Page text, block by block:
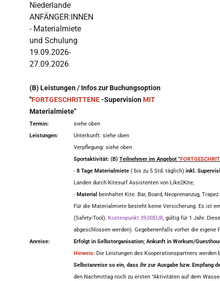
Niederlande
ANFÄNGER:INNEN
- Materialmiete
und Schulung
19.09.2026-
27.09.2026
(B) Leistungen / Infos zur Buchungsoption
"FORTGESCHRITTENE-SupervisionMIT
Materialmiete"
Termin:
siehe oben
Leistungen:
Unterkunft: siehe oben
Verpflegung: siehe oben
Sportaktivität: (B) Teilnehmer im Angebot "
- 8 Tage Materialmiete ( bis zu 5 Std. täglich) inkl.
Landen durch Kitesurf Assistenten von Like2Kite;
- Material beinhaltet Kite. Bar, Board, Neoprenanzug,
Für die Materialmiete besteht keine Versicherung. Es ist
(Safety-Tool). Kostenpunkt 39,00EUR, gültig für 1 Jahr.
abgeschlossen werden). Gegebenenfalls vorher die
Anreise:
Erfolgt in Selbstorganisation; Ankunft in Workum/
Hinweis: Die Leistungen des Kooperationspartners
Selbstanreise so ein, dass ihr zur Ausgabe bzw. Empfang
den Nachmittag noch zu ersten "Aktivitäten auf dem